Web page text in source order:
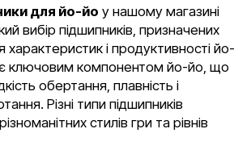
для йо-йо у нашому магазині
вибір підшипників, призначених
і продуктивності йо-
ключовим компонентом йо-йо, що
обертання, плавність і
Різні типи підшипників
стилів гри та рівнів